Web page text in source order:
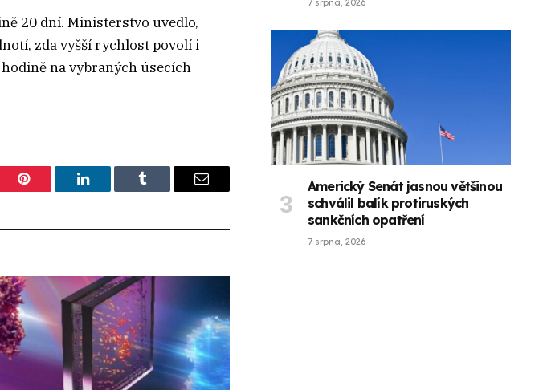
20 dní. Ministerstvo uvedlo,
zda vyšší rychlost povolí i
na vybraných úsecích
Pinterest LinkedIn Tumblr Email
7 srpna, 2026
Americký Senát jasnou většinou
schválil balík protiruských
sankčních opatření
7 srpna, 2026